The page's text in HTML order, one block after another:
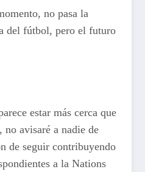
no pasa la
del fútbol, pero el futuro
estar más cerca que
no avisaré a nadie de
de seguir contribuyendo
a la Nations